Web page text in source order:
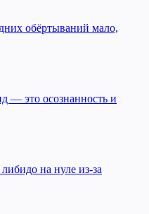
обёртываний мало,
— это осознанность и
на нуле из-за